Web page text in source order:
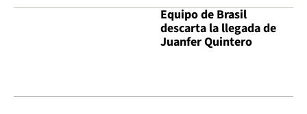
Equipo de Brasil
descarta la llegada de
Juanfer Quintero